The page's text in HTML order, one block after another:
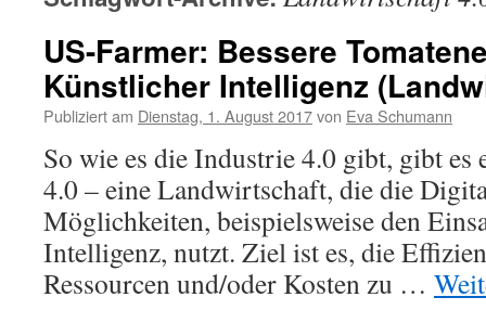
US-Farmer: Bessere
Künstlicher Intelligenz
Publiziert am Dienstag, 1. August 2017von Eva Schumann
So wie es die Industrie 4.0 gibt, gibt
4.0 – eine Landwirtschaft, die die
Möglichkeiten, beispielsweise den
Intelligenz, nutzt. Ziel ist es, die
Ressourcen und/oder Kosten zu …